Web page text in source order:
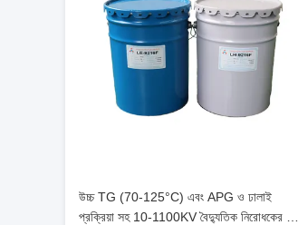
উচ্চ TG (70-125°C) এবং APG ও ঢালাই
প্রক্রিয়া সহ 10-1100KV বৈদ্যুতিক নিরোধকের জন্য